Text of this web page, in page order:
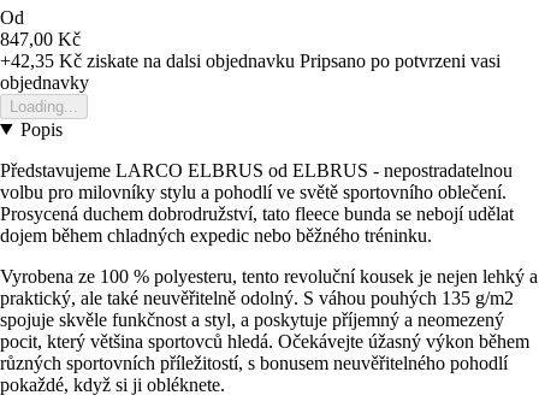
Od
847,00 Kč
+42,35 Kč ziskate na dalsi objednavku Pripsano po potvrzeni vasi
objednavky
Loading...
Popis
Představujeme LARCO ELBRUS od ELBRUS - nepostradatelnou
volbu pro milovníky stylu a pohodlí ve světě sportovního oblečení.
Prosycená duchem dobrodružství, tato fleece bunda se nebojí udělat
dojem během chladných expedic nebo běžného tréninku.
Vyrobena ze 100 % polyesteru, tento revoluční kousek je nejen lehký a
praktický, ale také neuvěřitelně odolný. S váhou pouhých 135 g/m2
spojuje skvěle funkčnost a styl, a poskytuje příjemný a neomezený
pocit, který většina sportovců hledá. Očekávejte úžasný výkon během
různých sportovních příležitostí, s bonusem neuvěřitelného pohodlí
pokaždé, když si ji obléknete.